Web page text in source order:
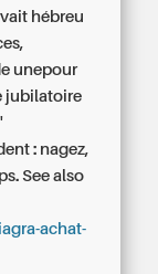
hébreu
unepour
jubilatoire
: nagez,
See also
achat-